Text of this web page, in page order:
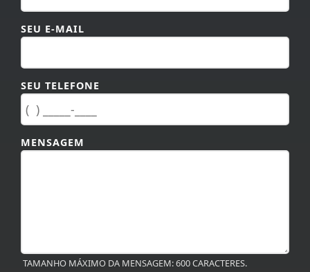
SEU E-MAIL
SEU TELEFONE
MENSAGEM